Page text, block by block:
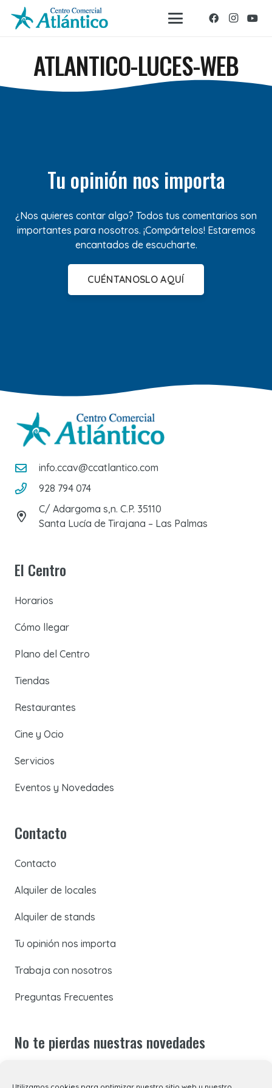
ATLANTICO-LUCES-WEB
Tu opinión nos importa
¿Nos quieres contar algo? Todos tus comentarios son
importantes para nosotros. ¡Compártelos! Estaremos
encantados de escucharte.
CUÉNTANOSLO AQUÍ
info.ccav@ccatlantico.com
928 794 074
C/ Adargoma s,n. C.P. 35110
Santa Lucía de Tirajana – Las Palmas
El Centro
Horarios
Cómo llegar
Plano del Centro
Tiendas
Restaurantes
Cine y Ocio
Servicios
Eventos y Novedades
Contacto
Contacto
Alquiler de locales
Alquiler de stands
Tu opinión nos importa
Trabaja con nosotros
Preguntas Frecuentes
No te pierdas nuestras novedades